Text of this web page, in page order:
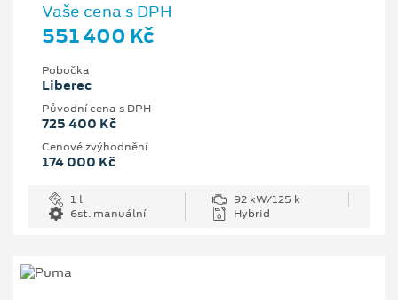
Vaše cena s DPH
551 400 Kč
Pobočka
Liberec
Původní cena s DPH
725 400 Kč
Cenové zvýhodnění
174 000 Kč
1 l
92 kW/125 k
6st. manuální
Hybrid